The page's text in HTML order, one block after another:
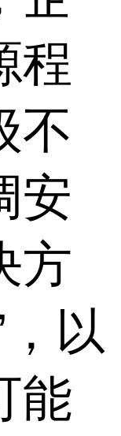
程
不
安
方
以
能